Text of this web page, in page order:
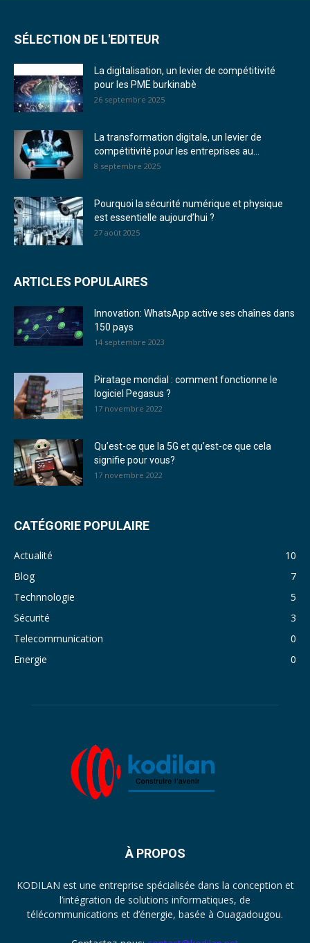
SÉLECTION DE L'EDITEUR
La digitalisation, un levier de compétitivité
pour les PME burkinabè
26 septembre 2025
La transformation digitale, un levier de
compétitivité pour les entreprises au...
8 septembre 2025
Pourquoi la sécurité numérique et physique
est essentielle aujourd’hui ?
27 août 2025
ARTICLES POPULAIRES
Innovation: WhatsApp active ses chaînes dans
150 pays
14 septembre 2023
Piratage mondial : comment fonctionne le
logiciel Pegasus ?
17 novembre 2022
Qu’est-ce que la 5G et qu’est-ce que cela
signifie pour vous?
17 novembre 2022
CATÉGORIE POPULAIRE
Actualité
10
Blog
7
Technnologie
5
Sécurité
3
Telecommunication
0
Energie
0
À PROPOS
KODILAN est une entreprise spécialisée dans la conception et
l’intégration de solutions informatiques, de
télécommunications et d’énergie, basée à Ouagadougou.